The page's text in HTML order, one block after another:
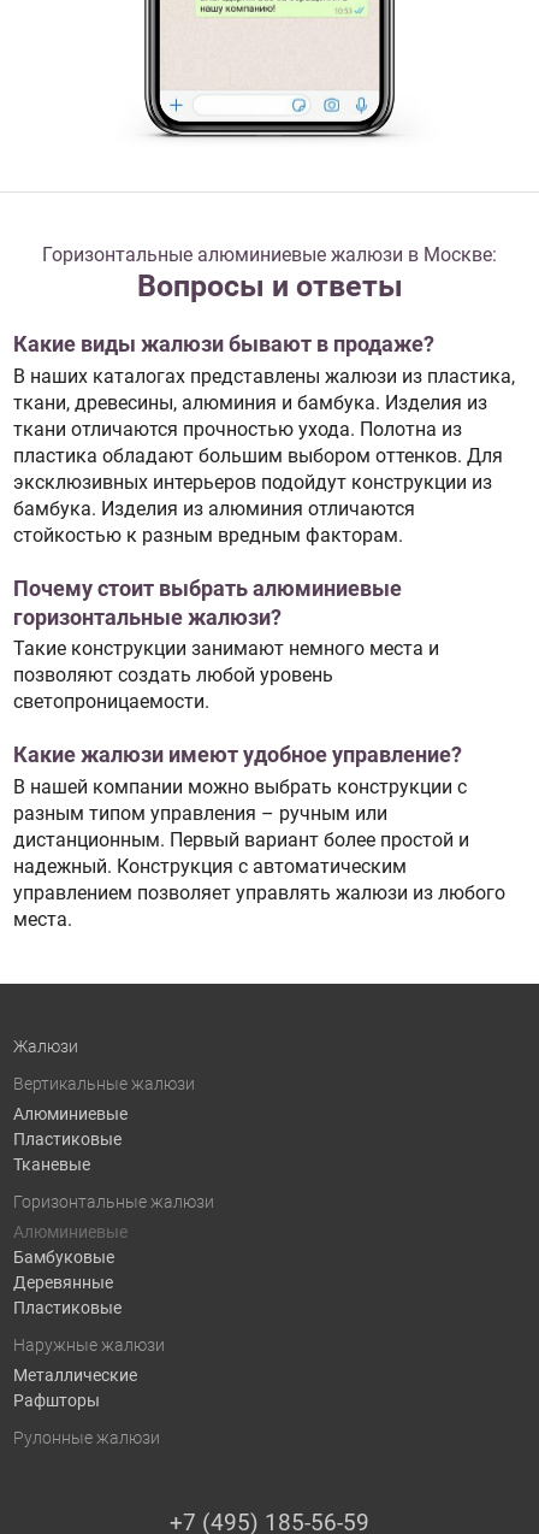
Горизонтальные алюминиевые жалюзи в Москве:
Вопросы и ответы
Какие виды жалюзи бывают в продаже?
В наших каталогах представлены жалюзи из пластика,
ткани, древесины, алюминия и бамбука. Изделия из
ткани отличаются прочностью ухода. Полотна из
пластика обладают большим выбором оттенков. Для
эксклюзивных интерьеров подойдут конструкции из
бамбука. Изделия из алюминия отличаются
стойкостью к разным вредным факторам.
Почему стоит выбрать алюминиевые
горизонтальные жалюзи?
Такие конструкции занимают немного места и
позволяют создать любой уровень
светопроницаемости.
Какие жалюзи имеют удобное управление?
В нашей компании можно выбрать конструкции с
разным типом управления – ручным или
дистанционным. Первый вариант более простой и
надежный. Конструкция с автоматическим
управлением позволяет управлять жалюзи из любого
места.
Жалюзи
Вертикальные жалюзи
Алюминиевые
Пластиковые
Тканевые
Горизонтальные жалюзи
Алюминиевые
Бамбуковые
Деревянные
Пластиковые
Наружные жалюзи
Металлические
Рафшторы
Рулонные жалюзи
+7 (495) 185-56-59